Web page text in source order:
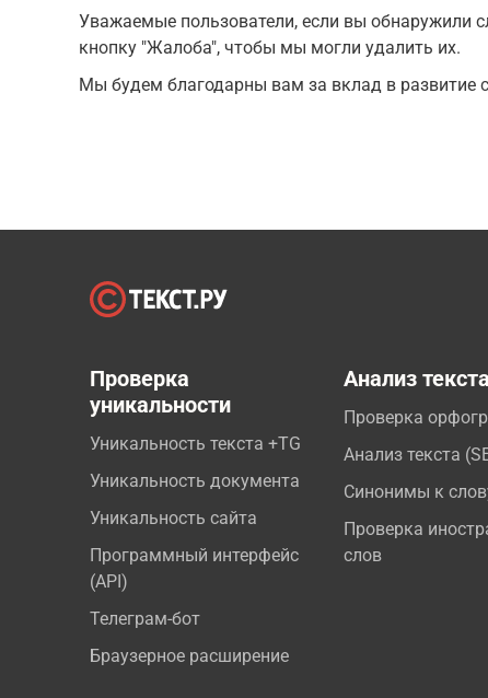
Уважаемые пользователи, если вы обнаружили
кнопку "Жалоба", чтобы мы могли удалить их.
Мы будем благодарны вам за вклад в развитие
Проверка
уникальности
Уникальность текста +TG
Уникальность документа
Уникальность сайта
Программный интерфейс
(API)
Телеграм-бот
Браузерное расширение
Анализ текста
Проверка
Анализ текста
Синонимы к
Проверка
слов